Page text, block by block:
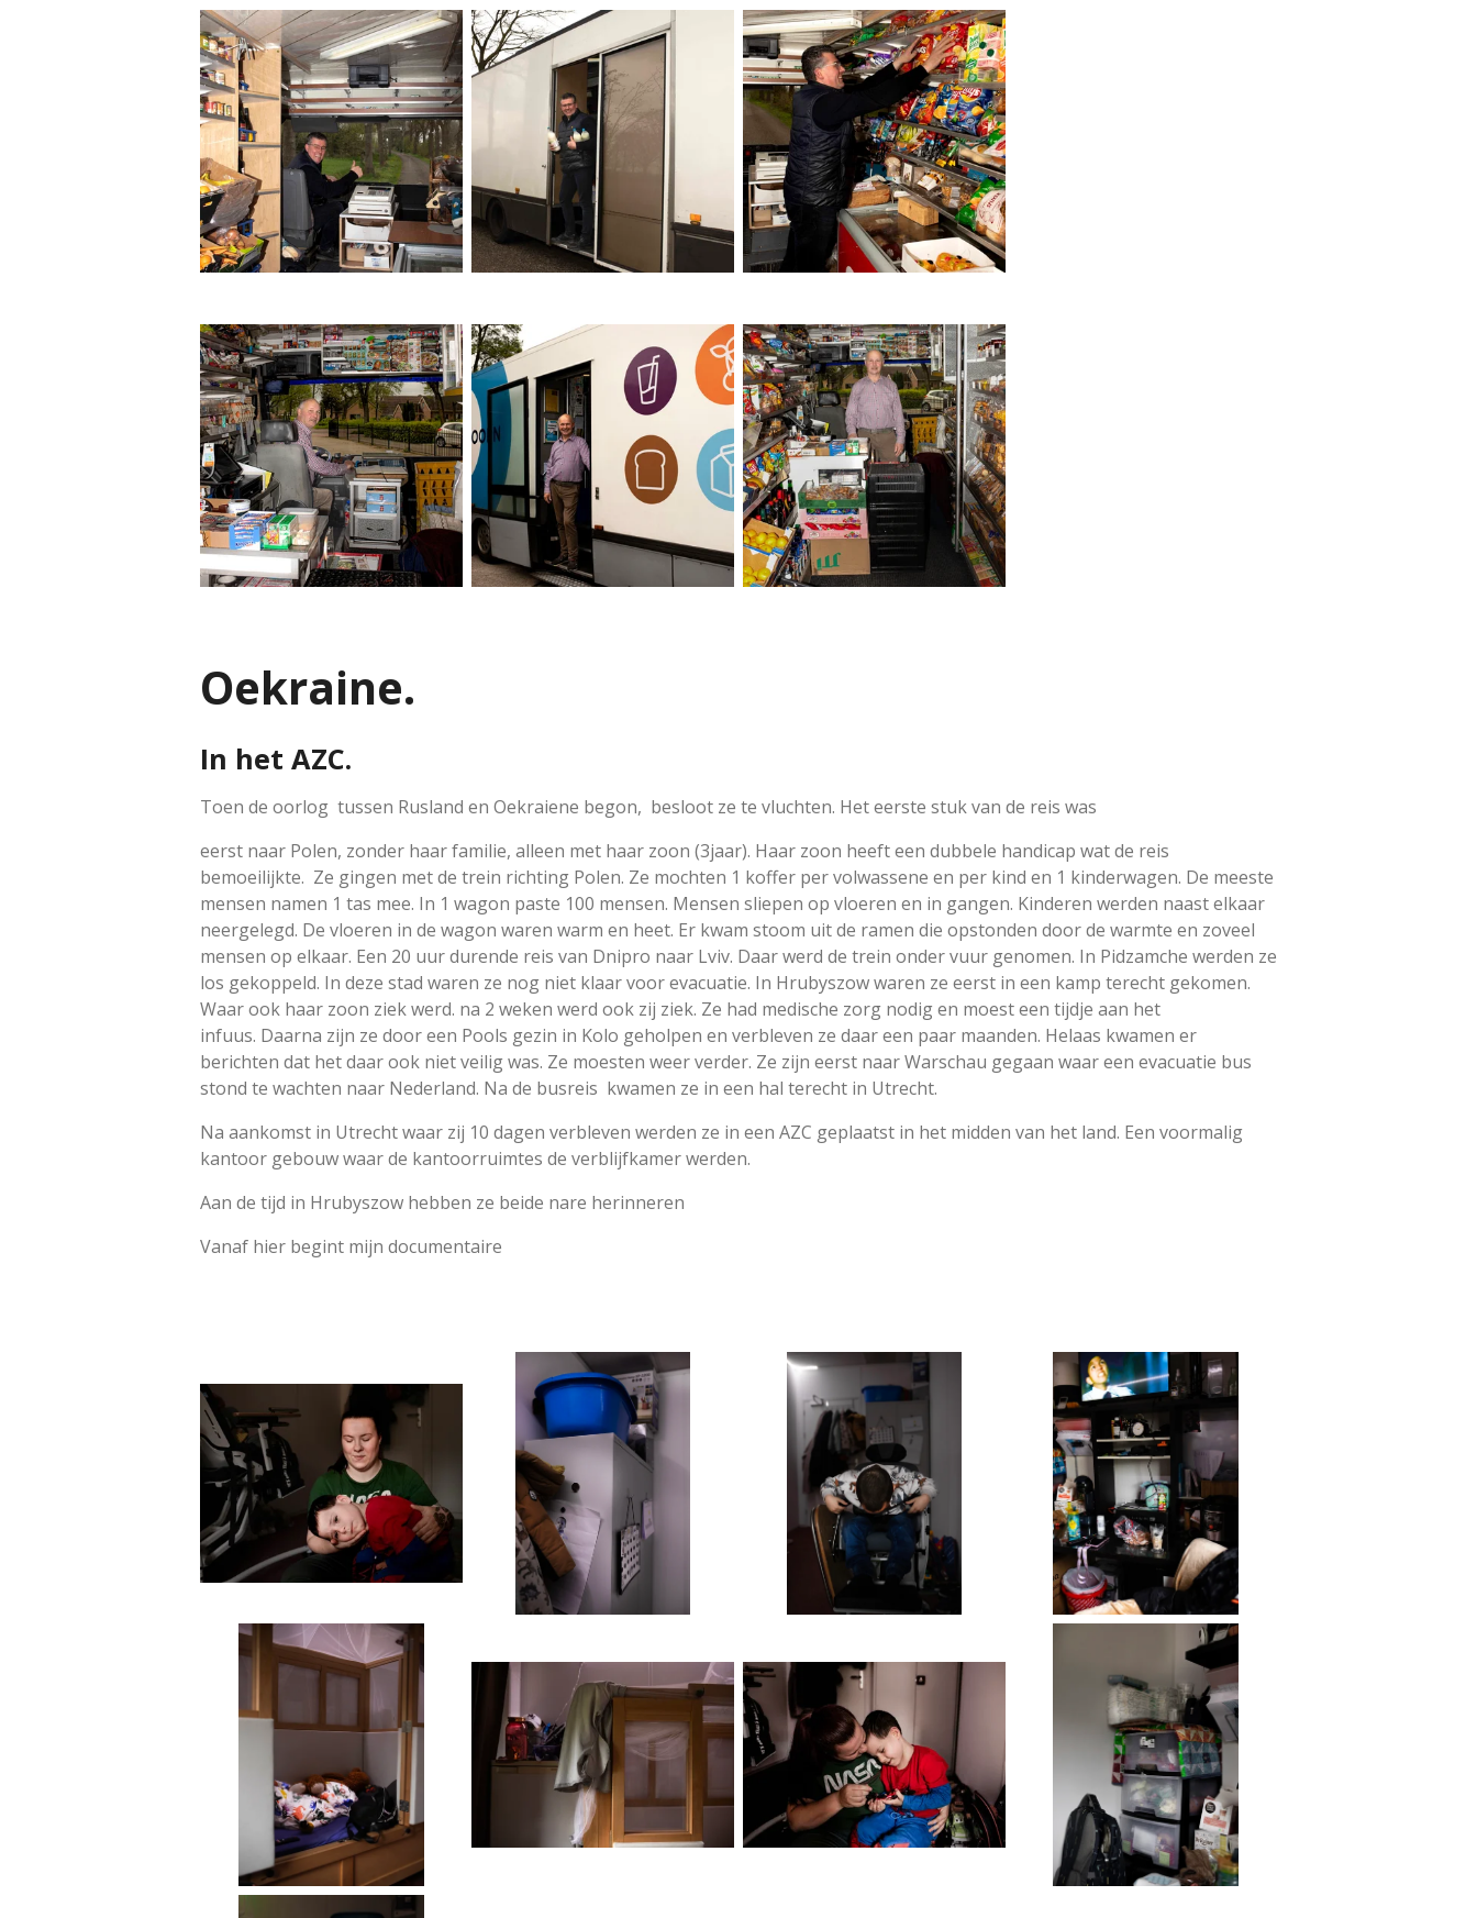
Oekraine.
In het AZC.
Toen de oorlog tussen Rusland en Oekraiene begon, besloot ze te vluchten. Het eerste stuk van de reis was
eerst naar Polen, zonder haar familie, alleen met haar zoon (3jaar). Haar zoon heeft een dubbele handicap wat de reis
bemoeilijkte. Ze gingen met de trein richting Polen. Ze mochten 1 koffer per volwassene en per kind en 1 kinderwagen. De meeste
mensen namen 1 tas mee. In 1 wagon paste 100 mensen. Mensen sliepen op vloeren en in gangen. Kinderen werden naast elkaar
neergelegd. De vloeren in de wagon waren warm en heet. Er kwam stoom uit de ramen die opstonden door de warmte en zoveel
mensen op elkaar. Een 20 uur durende reis van Dnipro naar Lviv. Daar werd de trein onder vuur genomen. In Pidzamche werden ze
los gekoppeld. In deze stad waren ze nog niet klaar voor evacuatie. In Hrubyszow waren ze eerst in een kamp terecht gekomen.
Waar ook haar zoon ziek werd. na 2 weken werd ook zij ziek. Ze had medische zorg nodig en moest een tijdje aan het
infuus. Daarna zijn ze door een Pools gezin in Kolo geholpen en verbleven ze daar een paar maanden. Helaas kwamen er
berichten dat het daar ook niet veilig was. Ze moesten weer verder. Ze zijn eerst naar Warschau gegaan waar een evacuatie bus
stond te wachten naar Nederland. Na de busreis kwamen ze in een hal terecht in Utrecht.
Na aankomst in Utrecht waar zij 10 dagen verbleven werden ze in een AZC geplaatst in het midden van het land. Een voormalig
kantoor gebouw waar de kantoorruimtes de verblijfkamer werden.
Aan de tijd in Hrubyszow hebben ze beide nare herinneren
Vanaf hier begint mijn documentaire